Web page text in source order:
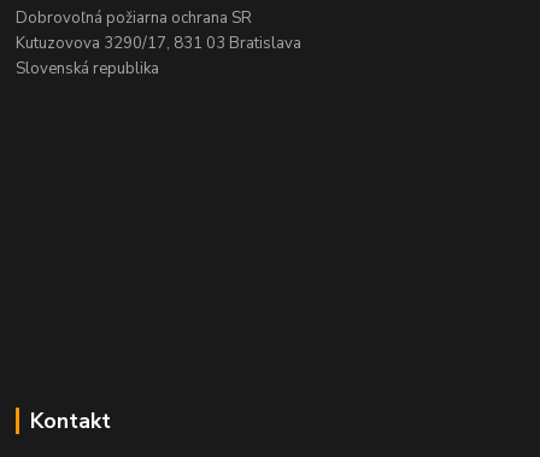
Dobrovoľná požiarna ochrana SR
Kutuzovova 3290/17, 831 03 Bratislava
Slovenská republika
Kontakt